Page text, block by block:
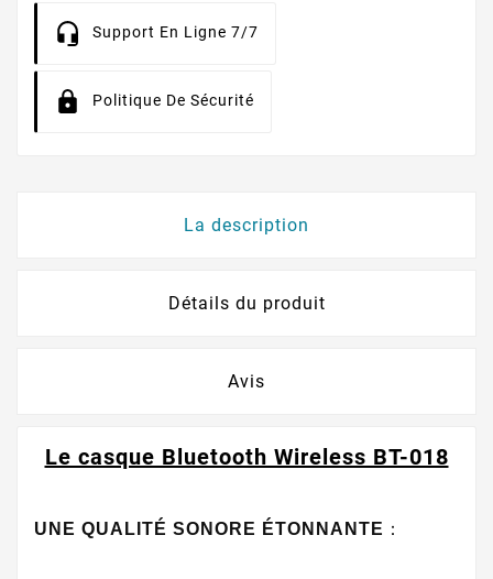
Support En Ligne 7/7
Politique De Sécurité
La description
Détails du produit
Avis
Le casque Bluetooth Wireless BT-018
UNE QUALITÉ SONORE ÉTONNANTE ：